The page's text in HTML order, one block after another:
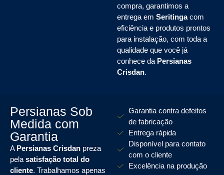
compra, garantimos a
entrega em Seritingacom
eficiência e produtos prontos
para instalação, com toda a
qualidade que você já
conhece da Persianas
Crisdan.
Persianas Sob
Medida com
Garantia
A Persianas Crisdan preza
pela satisfação total do
cliente. Trabalhamos apenas
Garantia contra defeitos
de fabricação
Entrega rápida
Disponível para contato
com o cliente
Excelência na produção